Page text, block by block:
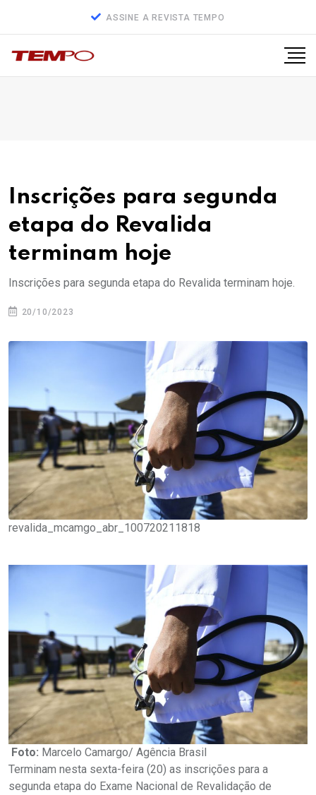
ASSINE A REVISTA TEMPO
Inscrições para segunda
etapa do Revalida
terminam hoje
Inscrições para segunda etapa do Revalida terminam hoje.
20/10/2023
revalida_mcamgo_abr_100720211818
Foto: Marcelo Camargo/ Agência Brasil
Terminam nesta sexta-feira (20) as inscrições para a
segunda etapa do Exame Nacional de Revalidação de